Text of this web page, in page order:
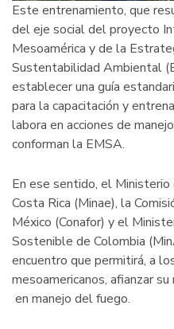
Este entrenamiento, que
del eje social del proyecto
Mesoamérica y de la
Sustentabilidad Ambiental
establecer una guía
para la capacitación y
labora en acciones de
conforman la EMSA.
En ese sentido, el
Costa Rica (Minae), la
México (Conafor) y el
Sostenible de Colombia
encuentro que permitirá, a
mesoamericanos, afianzar
en manejo del fuego.